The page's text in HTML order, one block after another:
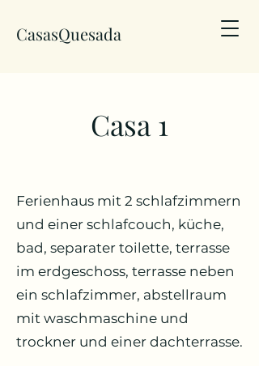
CasasQuesada
Casa 1
Ferienhaus mit 2 schlafzimmern
und einer schlafcouch, küche,
bad, separater toilette, terrasse
im erdgeschoss, terrasse neben
ein schlafzimmer, abstellraum
mit waschmaschine und
trockner und einer dachterrasse.